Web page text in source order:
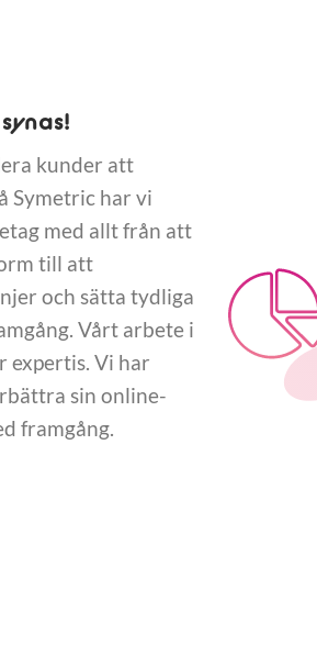
kunder att
Symetric har vi
med allt från att
till att
och sätta tydliga
Vårt arbete i
expertis. Vi har
sin online-
framgång.